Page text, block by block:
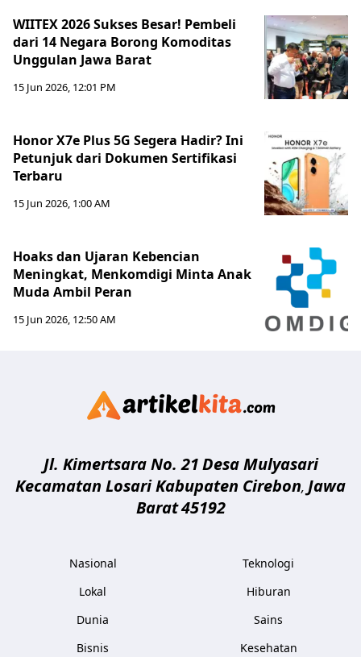
WIITEX 2026 Sukses Besar! Pembeli
dari 14 Negara Borong Komoditas
Unggulan Jawa Barat
15 Jun 2026, 12:01 PM
Honor X7e Plus 5G Segera Hadir? Ini
Petunjuk dari Dokumen Sertifikasi
Terbaru
15 Jun 2026, 1:00 AM
Hoaks dan Ujaran Kebencian
Meningkat, Menkomdigi Minta Anak
Muda Ambil Peran
15 Jun 2026, 12:50 AM
Jl. Kimertsara No. 21Desa Mulyasari
Kecamatan Losari Kabupaten Cirebon, Jawa
Barat45192
Nasional
Lokal
Dunia
Bisnis
Teknologi
Hiburan
Sains
Kesehatan